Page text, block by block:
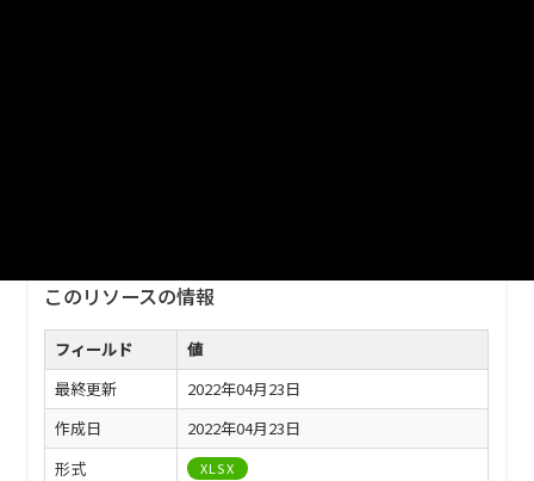
このリソースの情報
フィールド
値
最終更新
2022年04月23日
作成日
2022年04月23日
形式
XLSX